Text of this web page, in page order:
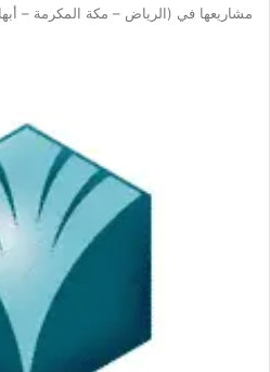
مشاريعها في (الرياض – مكة المكرمة –